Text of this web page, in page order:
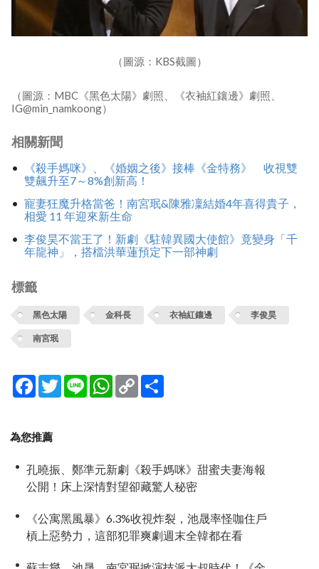
（圖源：KBS截圖）
（圖源：MBC《黑色太陽》劇照、《衣袖紅鑲邊》劇照、
IG@min_namkoong）
相關新聞
《殺手媽咪》、《婚姻之後》接棒《金特務》 收視雙
雙飆升至7～8%創新高！
寵妻狂魔升格當爸！南宮珉&陳雅凜結婚4年喜得貴子，
相愛 11 年迎來新生命
李俊昊不當王了！新劇《駐韓異國大使館》竟變身「千
年龍神」，搭檔洪華蓮預定下一部神劇
標籤
黑色太陽 金科長 衣袖紅鑲邊 李俊昊
南宮珉
Facebook
TwitterLine WhatsApp
Copy
Link
為您推薦
孔曉振、鄭準元新劇《殺手媽咪》甜蜜夫妻海報
公開！床上深情對望卻藏驚人秘密
《公寓黑風暴》6.3%收視炸裂，池晟率怪咖住戶
槓上惡勢力，這部犯罪爽劇週末全韓都在看